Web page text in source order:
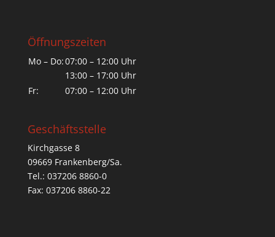
Öffnungszeiten
Mo – Do:07:00 – 12:00 Uhr
13:00 – 17:00 Uhr
Fr:
07:00 – 12:00 Uhr
Geschäftsstelle
Kirchgasse 8
09669 Frankenberg/Sa.
Tel.: 037206 8860-0
Fax: 037206 8860-22